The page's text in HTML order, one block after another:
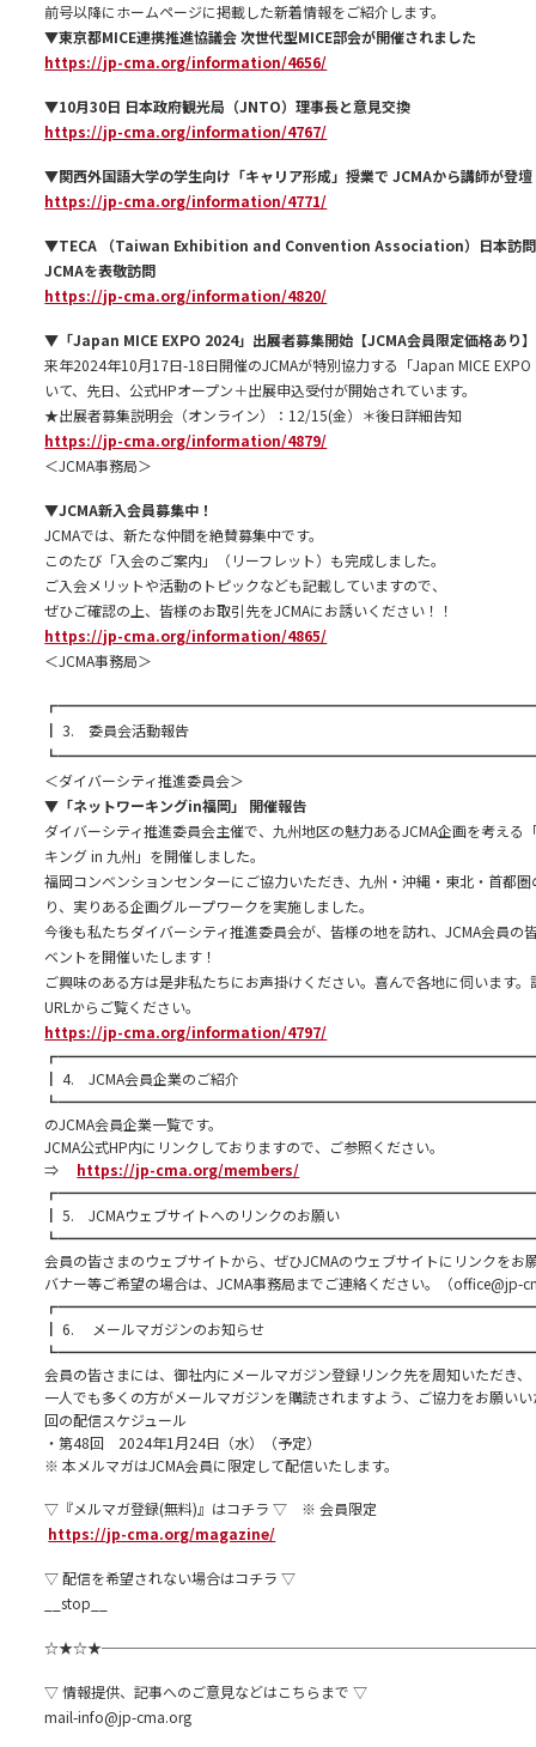
前号以降にホームページに掲載した新着情報をご紹介します。
▼東京都MICE連携推進協議会 次世代型MICE部会が開催されました
https://jp-cma.org/information/4656/
▼10月30日 日本政府観光局（JNTO）理事長と意見交換
https://jp-cma.org/information/4767/
▼関西外国語大学の学生向け「キャリア形成」授業で JCMAから講師が登壇
https://jp-cma.org/information/4771/
▼TECA （Taiwan Exhibition and Convention Association）日本訪問
JCMAを表敬訪問
https://jp-cma.org/information/4820/
▼「Japan MICE EXPO 2024」出展者募集開始【JCMA会員限定価格あり】
来年2024年10月17日-18日開催のJCMAが特別協力する「Japan MICE
いて、先日、公式HPオープン＋出展申込受付が開始されています。
★出展者募集説明会（オンライン）：12/15(金）＊後日詳細告知
https://jp-cma.org/information/4879/
＜JCMA事務局＞
▼JCMA新入会員募集中！
JCMAでは、新たな仲間を絶賛募集中です。
このたび「入会のご案内」（リーフレット）も完成しました。
ご入会メリットや活動のトピックなども記載していますので、
ぜひご確認の上、皆様のお取引先をJCMAにお誘いください！！
https://jp-cma.org/information/4865/
＜JCMA事務局＞
┃ 3. 委員会活動報告
＜ダイバーシティ推進委員会＞
▼「ネットワーキングin福岡」 開催報告
ダイバーシティ推進委員会主催で、九州地区の魅力あるJCMA企画を考える
キング in 九州」を開催しました。
福岡コンベンションセンターにご協力いただき、九州・沖縄・東北・首都
り、実りある企画グループワークを実施しました。
今後も私たちダイバーシティ推進委員会が、皆様の地を訪れ、JCMA会員の
ベントを開催いたします！
ご興味のある方は是非私たちにお声掛けください。喜んで各地に伺います
URLからご覧ください。
https://jp-cma.org/information/4797/
┃ 4. JCMA会員企業のご紹介
のJCMA会員企業一覧です。
JCMA公式HP内にリンクしておりますので、ご参照ください。
⇒
https://jp-cma.org/members/
┃ 5. JCMAウェブサイトへのリンクのお願い
会員の皆さまのウェブサイトから、ぜひJCMAのウェブサイトにリンクをお
バナー等ご希望の場合は、JCMA事務局までご連絡ください。（office@jp-
┃ 6. メールマガジンのお知らせ
会員の皆さまには、御社内にメールマガジン登録リンク先を周知いただき、
一人でも多くの方がメールマガジンを購読されますよう、ご協力をお願い
回の配信スケジュール
・第48回 2024年1月24日（水）（予定）
※ 本メルマガはJCMA会員に限定して配信いたします。
▽『メルマガ登録(無料)』はコチラ ▽ ※ 会員限定
https://jp-cma.org/magazine/
▽ 配信を希望されない場合はコチラ ▽
__stop__
▽ 情報提供、記事へのご意見などはこちらまで ▽
mail-info@jp-cma.org